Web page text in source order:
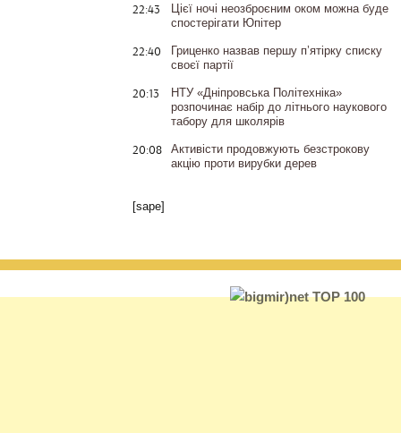
22:43
Цієї ночі неозброєним оком можна буде
спостерігати Юпітер
22:40
Гриценко назвав першу п’ятірку списку
своєї партії
20:13
НТУ «Дніпровська Політехніка»
розпочинає набір до літнього наукового
табору для школярів
20:08
Активісти продовжують безстрокову
акцію проти вирубки дерев
[sape]